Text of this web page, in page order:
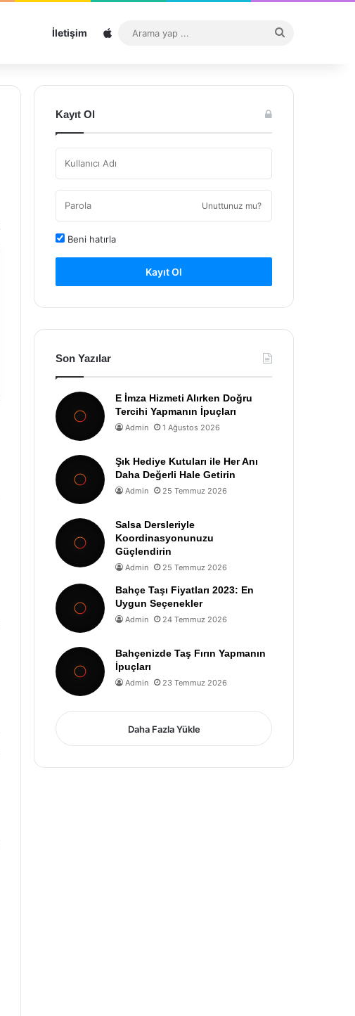
İletişim Sitemap
...
Kayıt Ol
Unuttunuz mu?
Beni hatırla
Kayıt Ol
Son Yazılar
E İmza Hizmeti Alırken Doğru
Tercihi Yapmanın İpuçları
Admin 1 Ağustos 2026
Şık Hediye Kutuları ile Her Anı
Daha Değerli Hale Getirin
Admin 25 Temmuz 2026
Salsa Dersleriyle
Koordinasyonunuzu
Güçlendirin
Admin 25 Temmuz 2026
Bahçe Taşı Fiyatları 2023: En
Uygun Seçenekler
Admin 24 Temmuz 2026
Bahçenizde Taş Fırın Yapmanın
İpuçları
Admin 23 Temmuz 2026
Daha Fazla Yükle